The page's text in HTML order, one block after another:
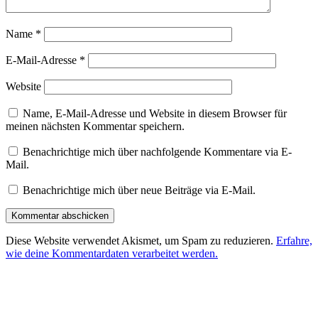
Name *
E-Mail-Adresse *
Website
Name, E-Mail-Adresse und Website in diesem Browser für
meinen nächsten Kommentar speichern.
Benachrichtige mich über nachfolgende Kommentare via E-
Mail.
Benachrichtige mich über neue Beiträge via E-Mail.
Diese Website verwendet Akismet, um Spam zu reduzieren. Erfahre,
wie deine Kommentardaten verarbeitet werden.